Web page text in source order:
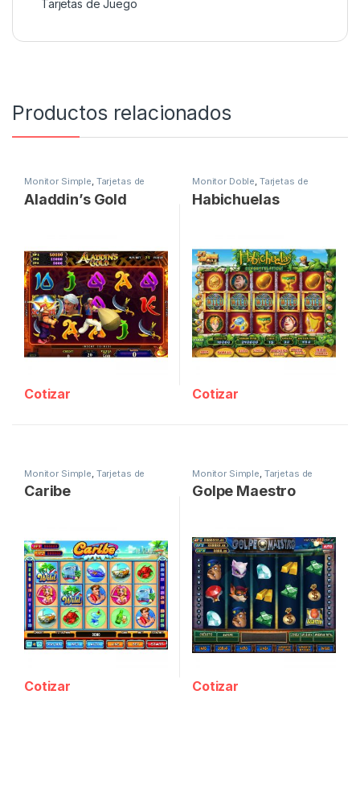
Tarjetas de Juego
Productos relacionados
Monitor Simple, Tarjetas de
Aladdin’s Gold
Cotizar
Monitor Doble, Tarjetas de
Habichuelas
Cotizar
Monitor Simple Tarjetas de
Caribe
Cotizar
Monitor Simple Tarjetas de
Golpe Maestro
Cotizar